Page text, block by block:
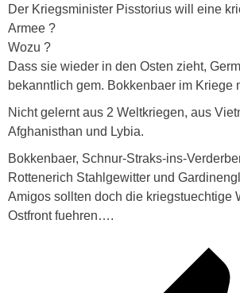
Der Kriegsminister Pisstorius will eine
Armee ?
Wozu ?
Dass sie wieder in den Osten zieht,
bekanntlich gem. Bokkenbaer im Kriege
Nicht gelernt aus 2 Weltkriegen, aus
Afghanisthan und Lybia.
Bokkenbaer, Schnur-Straks-ins-
Rottenerich Stahlgewitter und
Amigos sollten doch die kriegstuechtige
Ostfront fuehren….